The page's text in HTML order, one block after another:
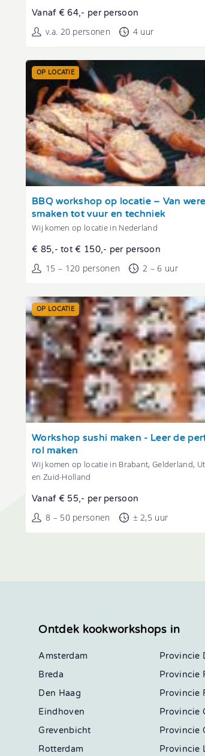
Vanaf € 64,- per persoon
v.a. 20 personen 4 uur
Tonen
OP LOCATIE
BBQ workshop op locatie – Van
smaken tot vuur en techniek
Wij komen op locatie in Nederland
€ 85,- tot € 150,- per persoon
15 – 120 personen 2 – 6 uur
Tonen
OP LOCATIE
Workshop sushi maken - Leer de
rol maken
Wij komen op locatie in Brabant, Gelderland,
en Zuid-Holland
Vanaf € 55,- per persoon
8 – 50 personen ± 2,5 uur
Ontdek kookworkshops in
Amsterdam
Breda
Den Haag
Eindhoven
Grevenbicht
Rotterdam